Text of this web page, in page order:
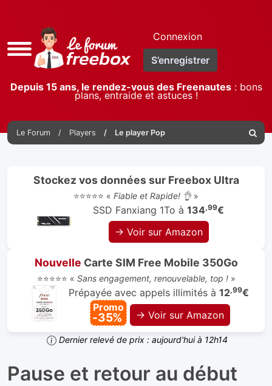
Accès
rapide
Connexion
S’enregistrer
Depuis 15 ans, le rendez-vous des Freenautes: bons
plans, entraide et astuces !
Le Forum Players Le player Pop
Stockez vos données sur Freebox Ultra
⭐⭐⭐⭐⭐ « Fiable et Rapide! 👌»
SSD Fanxiang 1To à 134,99€
→ Voir sur Amazon
Nouvelle Carte SIM Free Mobile 350Go
⭐⭐⭐⭐⭐ « Sans engagement, renouvelable, top !»
Prépayée avec appels illimités à 12,99€
Promo
-35% → Voir sur Amazon
Dernier relevé de prix : aujourd'hui à 12h14
Pause et retour au début